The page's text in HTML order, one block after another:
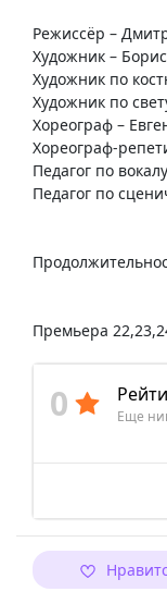
Режиссёр –
Художник –
Художник по
Художник по
Хореограф –
Хореограф-
Педагог по
Педагог по
Премьера
0 Еще